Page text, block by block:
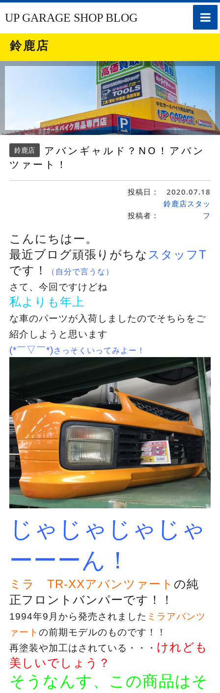
toggle
UP GARAGE SHOP BLOG
鈴鹿店
鈴鹿店
アバンギャルド？NO！アバン
ツァート！
投稿日： 2020.07.18
投稿者：
鈴鹿店スタッ
フ
こんにちはー。
最近ブログ頑張りがちな スタッフT
です！
（自分で言うな）
さて、今回ですけどね
私よりも年上
な車のパーツが入荷しましたのでそちらをご
紹介しようと思います
(*￣▽￣*)さっそくいってみよー！
じゃじゃじゃじゃ
ーーーん！
ミラ TR-XXアバンツァート の純
正フロントバンパーです！！
1994年9月から発売されました ミラアバンツ
ァート の前期モデルのものです！！
再塗装や加工はされている・・・ けれども
美しいでしょう？
そうなんす、この商品はそ